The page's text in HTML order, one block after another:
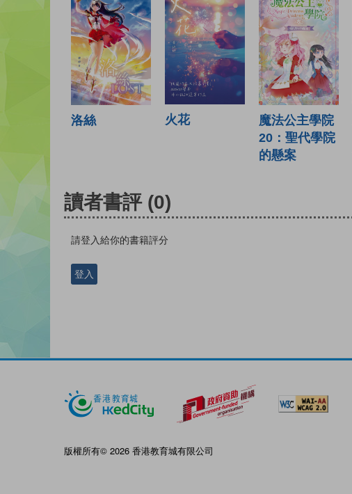
洛絲 火花
魔法公主學院
20：聖代學院
的懸案
讀者書評 (0)
請登入給你的書籍評分
登入
版權所有© 2026 香港教育城有限公司